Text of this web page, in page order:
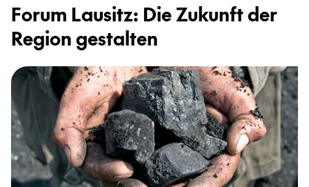
Forum Lau­sitz: Die Zu­kunft der
Re­gi­on ge­stal­ten